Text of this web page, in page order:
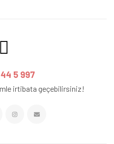
5 997
irtibata geçebilirsiniz!